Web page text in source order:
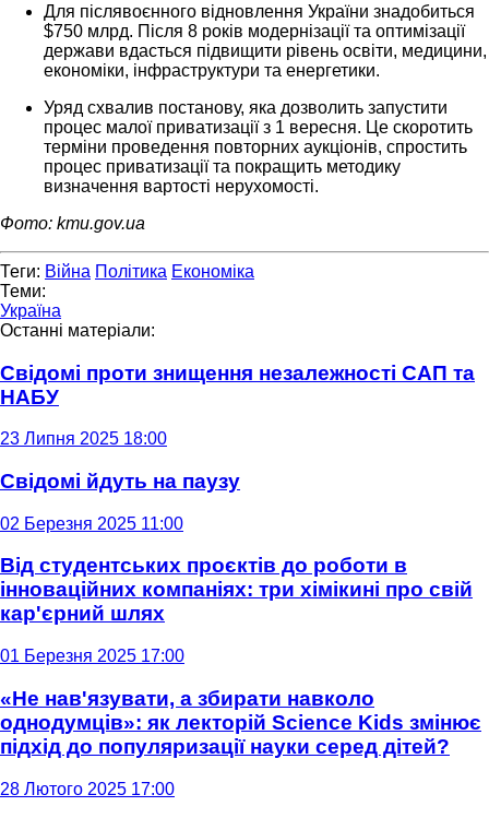
Для післявоєнного відновлення України знадобиться
$750 млрд. Після 8 років модернізації та оптимізації
держави вдасться підвищити рівень освіти, медицини,
економіки, інфраструктури та енергетики.
Уряд схвалив постанову, яка дозволить запустити
процес малої приватизації з 1 вересня. Це скоротить
терміни проведення повторних аукціонів, спростить
процес приватизації та покращить методику
визначення вартості нерухомості.
Фото: kmu.gov.ua
Теги: Війна Політика Економіка
Теми:
Україна
Останні матеріали:
Свідомі проти знищення незалежності САП та
НАБУ
23 Липня 2025 18:00
Свідомі йдуть на паузу
02 Березня 2025 11:00
Від студентських проєктів до роботи в
інноваційних компаніях: три хімікині про свій
кар'єрний шлях
01 Березня 2025 17:00
«Не нав'язувати, а збирати навколо
однодумців»: як лекторій Science Kids змінює
підхід до популяризації науки серед дітей?
28 Лютого 2025 17:00